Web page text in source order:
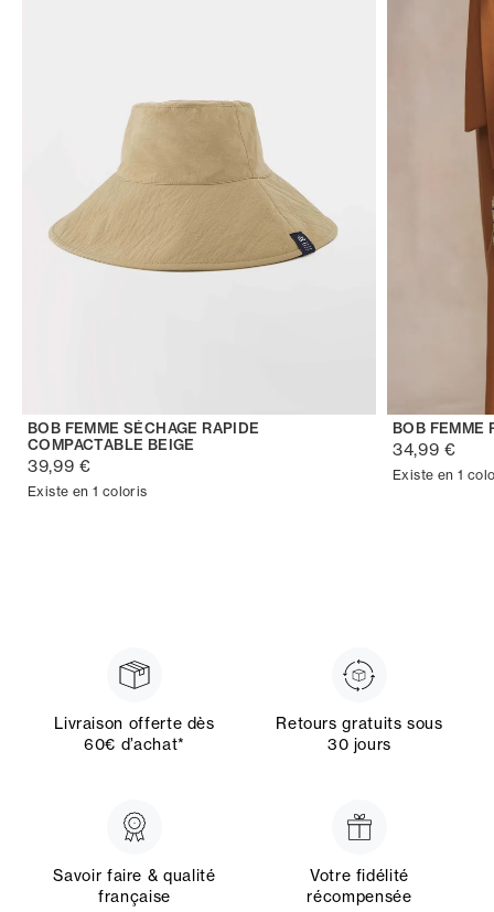
BOB FEMME SÉCHAGE RAPIDE
COMPACTABLE BEIGE
39,99 €
Existe en 1 coloris
BOB FEMME
34,99 €
Existe en 1
Livraison offerte dès
60€ d’achat*
Retours gratuits sous
30 jours
Savoir faire & qualité
française
Votre fidélité
récompensée